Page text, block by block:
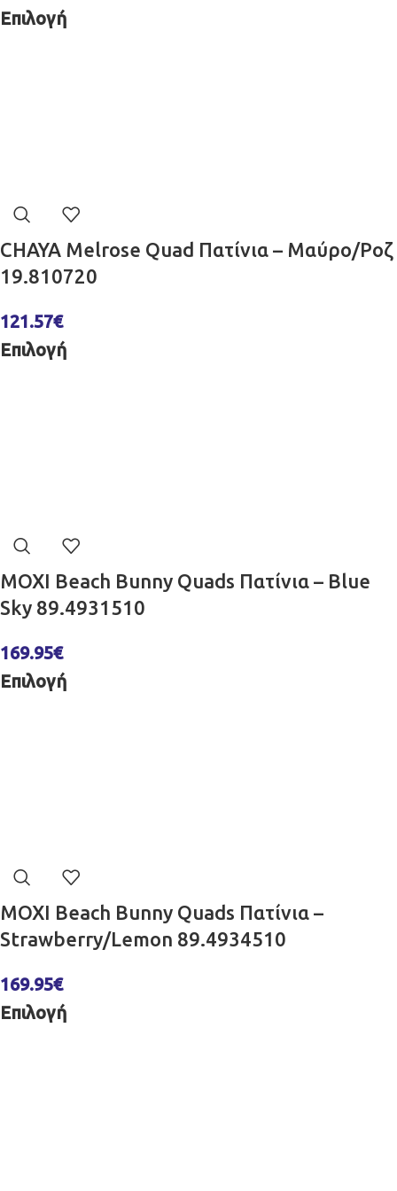
Επιλογή
CHAYA Melrose Quad Πατίνια – Μαύρο/Ροζ
19.810720
121.57€
Επιλογή
MOXI Beach Bunny Quads Πατίνια – Blue
Sky 89.4931510
169.95€
Επιλογή
MOXI Beach Bunny Quads Πατίνια –
Strawberry/Lemon 89.4934510
169.95€
Επιλογή